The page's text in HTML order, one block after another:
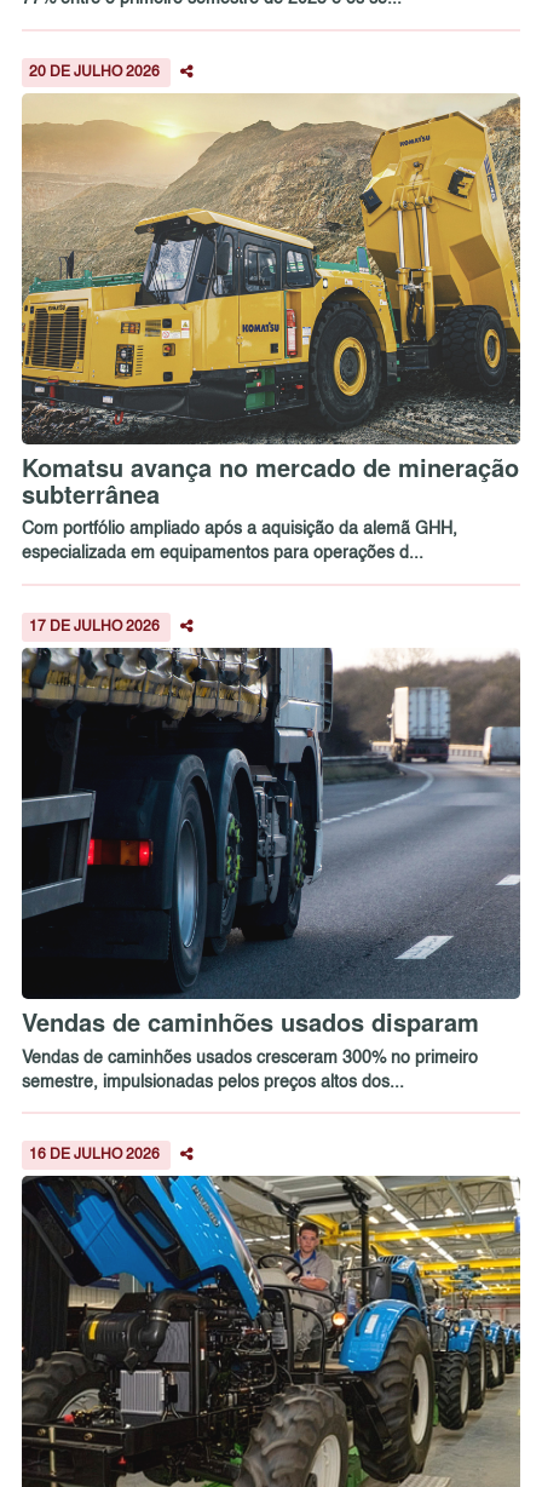
20 DE JULHO 2026
Komatsu avança no mercado de mineração
subterrânea
Com portfólio ampliado após a aquisição da alemã GHH,
especializada em equipamentos para operações d...
17 DE JULHO 2026
Vendas de caminhões usados disparam
Vendas de caminhões usados cresceram 300% no primeiro
semestre, impulsionadas pelos preços altos dos...
16 DE JULHO 2026